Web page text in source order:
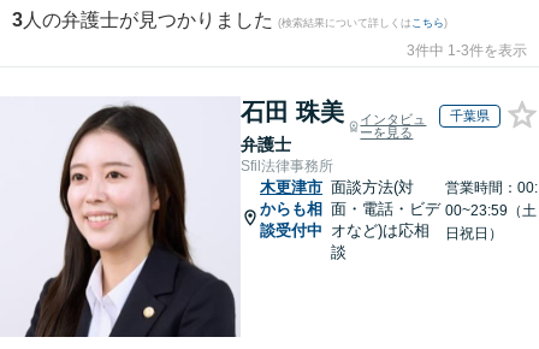
3 人の弁護士が見つかりました (検索結果について詳しくは こちら)
3件中 1-3件を表示
石田 珠美
弁護士
インタビュ
ーを見る
千葉県
Sfil法律事務所
木更津市
からも相
談受付中
面談方法(対
面・電話・ビデ
オなど)は応相
談
営業時間：00:
00~23:59（土
日祝日）